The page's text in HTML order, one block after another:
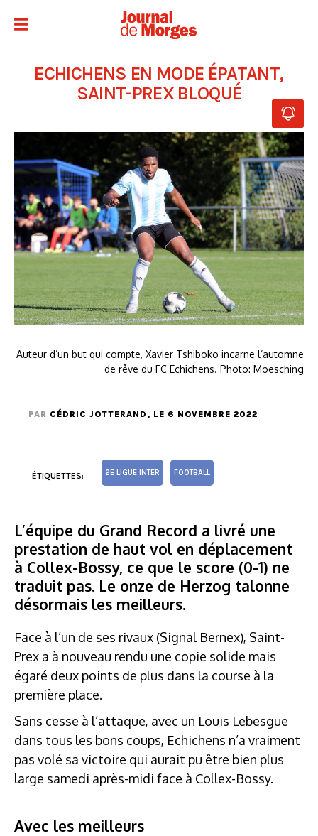
ECHICHENS EN MODE ÉPATANT,
SAINT-PREX BLOQUÉ
Auteur d’un but qui compte, Xavier Tshiboko incarne l’automne
de rêve du FC Echichens. Photo: Moesching
PAR CÉDRIC JOTTERAND , LE 6 NOVEMBRE 2022
ÉTIQUETTES: 2E LIGUE INTER FOOTBALL
L’équipe du Grand Record a livré une
prestation de haut vol en déplacement
à Collex-Bossy, ce que le score (0-1) ne
traduit pas. Le onze de Herzog talonne
désormais les meilleurs.
Face à l’un de ses rivaux (Signal Bernex), Saint-
Prex a à nouveau rendu une copie solide mais
égaré deux points de plus dans la course à la
première place.
Sans cesse à l’attaque, avec un Louis Lebesgue
dans tous les bons coups, Echichens n’a vraiment
pas volé sa victoire qui aurait pu être bien plus
large samedi après-midi face à Collex-Bossy.
Avec les meilleurs